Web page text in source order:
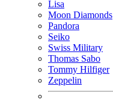
Lisa
Moon Diamonds
Pandora
Seiko
Swiss Military
Thomas Sabo
Tommy Hilfiger
Zeppelin